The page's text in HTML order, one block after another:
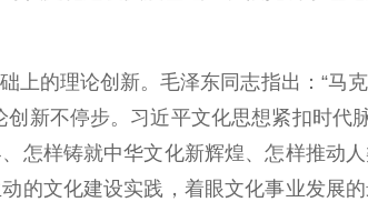
的理论创新。毛泽东同志指出：“马
新不停步。习近平文化思想紧扣时代
怎样铸就中华文化新辉煌、怎样推动
的文化建设实践，着眼文化事业发展